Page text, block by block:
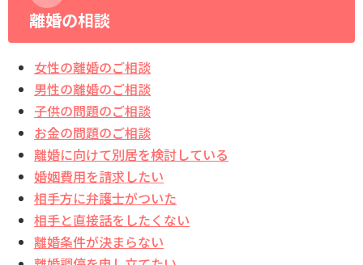
離婚の相談
女性の離婚のご相談
男性の離婚のご相談
子供の問題のご相談
お金の問題のご相談
離婚に向けて別居を検討している
婚姻費用を請求したい
相手方に弁護士がついた
相手と直接話をしたくない
離婚条件が決まらない